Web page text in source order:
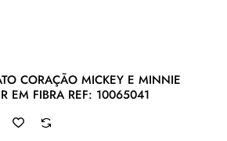
CORAÇÃO MICKEY E MINNIE
EM FIBRA REF: 10065041